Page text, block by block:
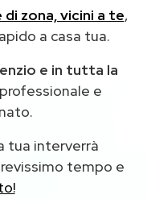
zona, vicini a te,
a casa tua.
e in tutta la
e
tua interverrà
tempo e